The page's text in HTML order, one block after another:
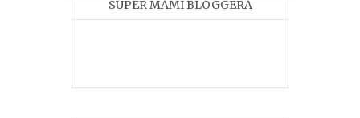
SÚPER MAMI BLOGGERA